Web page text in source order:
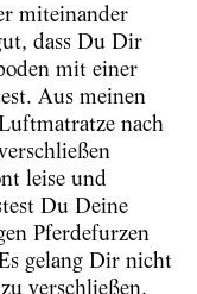
miteinander
dass Du Dir
mit einer
Aus meinen
nach
leise und
Du Deine
Pferdefurzen
gelang Dir nicht
verschließen.